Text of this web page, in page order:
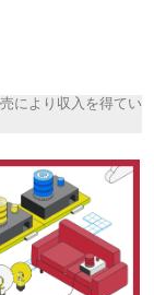
により収入を得てい